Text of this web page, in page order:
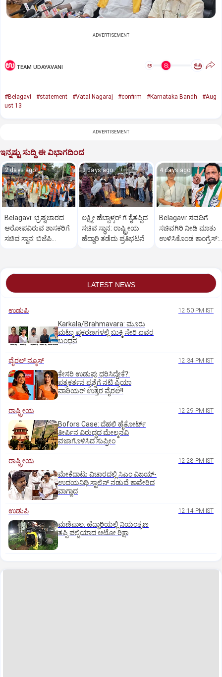
ADVERTISEMENT
TEAM UDAYAVANI ಅ ಅ
#Belagavi #statement #Vatal Nagaraj #confirm #Karnataka Bandh
#Aug
ust 13
ADVERTISEMENT
ಇನ್ನಷ್ಟು ಸುದ್ದಿ ಈ ವಿಭಾಗದಿಂದ
2 days ago
Belagavi: ಭ್ರಷ್ಟಚಾರದ
ಆರೋಪವಿರುವ ಶಾಸಕರಿಗೆ
ಸಚಿವ ಸ್ಥಾನ: ಬಿಜೆಪಿ
3 days ago
ಲಕ್ಷ್ಮೀ ಹೆಬ್ಬಾಳ್ಕರ್ ಗೆ ಕೈತಪ್ಪಿದ
ಸಚಿವ ಸ್ಥಾನ: ರಾಷ್ಟ್ರೀಯ
ಹೆದ್ದಾರಿ ತಡೆದು ಪ್ರತಿಭಟನೆ
4 days ago
Belagavi: ಸವದಿಗೆ
ಸಚಿವಗಿರಿ ನೀಡಿ ಮಾತು
ಉಳಿಸಿಕೊಂಡ ಕಾಂಗ್ರೆಸ್:‌
LATEST NEWS
ಉಡುಪಿ 12:50 PM IST
Karkala/Brahmavara: ಮೂರು
ಮಟ್ಕಾ ಪ್ರಕರಣಗಳಲ್ಲಿ ಬುಕ್ಕಿ ಸೇರಿ ಐವರ
ಬಂಧನ
ವೈರಲ್ ನ್ಯೂಸ್ 12:34 PM IST
ಕೇಸರಿ ಉಡುಪು ಧರಿಸಿದ್ದೇಕೆ?:
ಪತ್ರಕರ್ತನ ಪ್ರಶ್ನೆಗೆ ನಟಿ ಪ್ರಿಯಾ
ವಾರಿಯರ್ ಉತ್ತರ ವೈರಲ್!
ರಾಷ್ಟ್ರೀಯ 12:29 PM IST
Bofors Case: ದೆಹಲಿ ಹೈಕೋರ್ಟ್‌
ತೀರ್ಪಿನ ವಿರುದ್ಧದ ಮೇಲ್ಮನವಿ
ವಜಾಗೊಳಿಸಿದ ಸುಪ್ರೀಂ
ರಾಷ್ಟ್ರೀಯ 12:28 PM IST
ಮೇಕೆದಾಟು ವಿಚಾರದಲ್ಲಿ ಸಿಎಂ ವಿಜಯ್-
ಉದಯನಿಧಿ ಸ್ಟಾಲಿನ್ ನಡುವೆ ಕಾವೇರಿದ
ವಾಗ್ವಾದ
ಉಡುಪಿ 12:14 PM IST
ಮಣಿಪಾಲ: ಹೆದ್ದಾರಿಯಲ್ಲಿ ನಿಯಂತ್ರಣ
ತಪ್ಪಿ ಪಲ್ಟಿಯಾದ ಆಟೋ ರಿಕ್ಷಾ